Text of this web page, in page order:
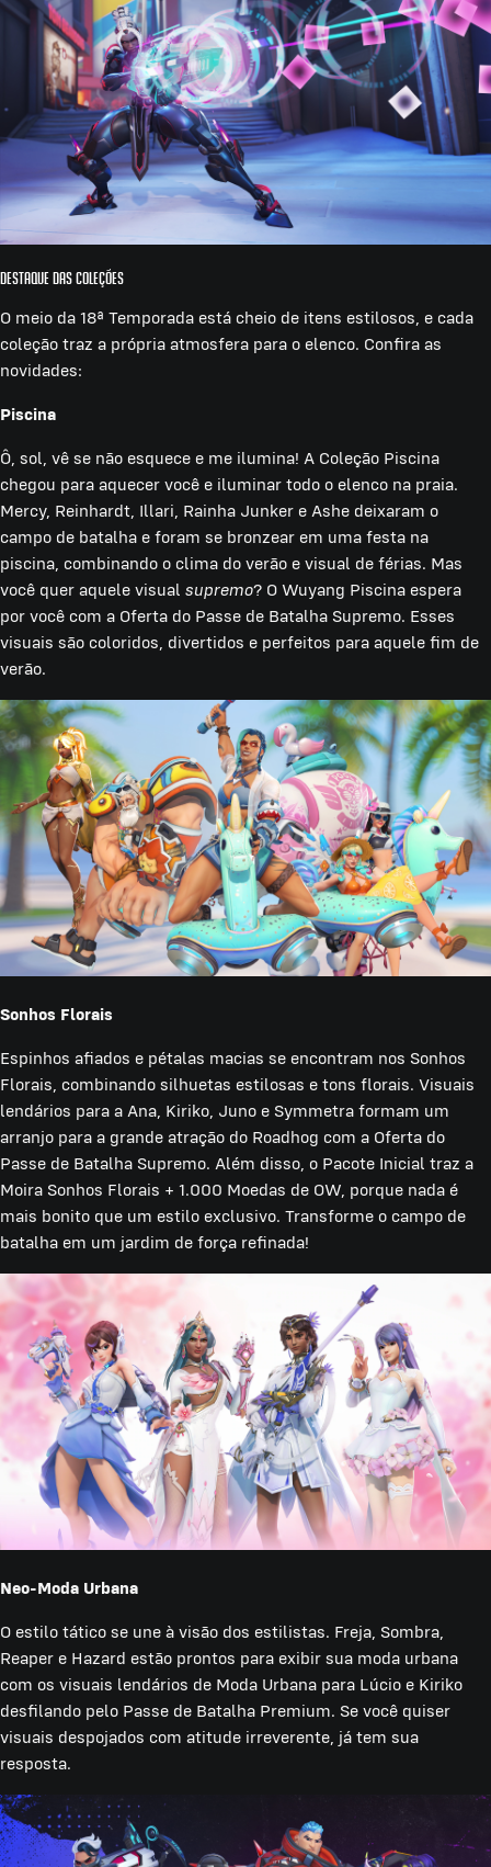
Destaque das Coleções
O meio da 18ª Temporada está cheio de itens estilosos, e cada
coleção traz a própria atmosfera para o elenco. Confira as
novidades:
Piscina
Ô, sol, vê se não esquece e me ilumina! A Coleção Piscina
chegou para aquecer você e iluminar todo o elenco na praia.
Mercy, Reinhardt, Illari, Rainha Junker e Ashe deixaram o
campo de batalha e foram se bronzear em uma festa na
piscina, combinando o clima do verão e visual de férias. Mas
você quer aquele visual supremo? O Wuyang Piscina espera
por você com a Oferta do Passe de Batalha Supremo. Esses
visuais são coloridos, divertidos e perfeitos para aquele fim de
verão.
Sonhos Florais
Espinhos afiados e pétalas macias se encontram nos Sonhos
Florais, combinando silhuetas estilosas e tons florais. Visuais
lendários para a Ana, Kiriko, Juno e Symmetra formam um
arranjo para a grande atração do Roadhog com a Oferta do
Passe de Batalha Supremo. Além disso, o Pacote Inicial traz a
Moira Sonhos Florais + 1.000 Moedas de OW, porque nada é
mais bonito que um estilo exclusivo. Transforme o campo de
batalha em um jardim de força refinada!
Neo-Moda Urbana
O estilo tático se une à visão dos estilistas. Freja, Sombra,
Reaper e Hazard estão prontos para exibir sua moda urbana
com os visuais lendários de Moda Urbana para Lúcio e Kiriko
desfilando pelo Passe de Batalha Premium. Se você quiser
visuais despojados com atitude irreverente, já tem sua
resposta.